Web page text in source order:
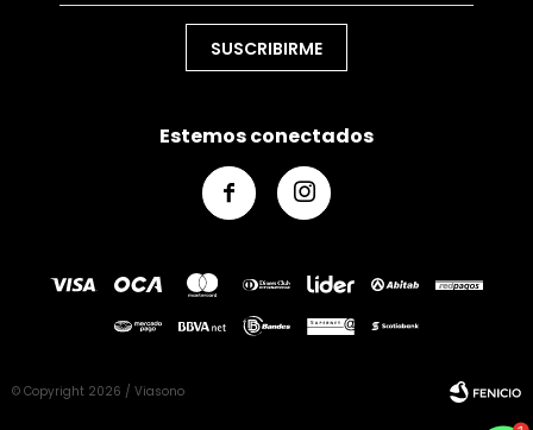
SUSCRIBIRME
Estemos conectados
 
© Copyright 2026 / Viasono